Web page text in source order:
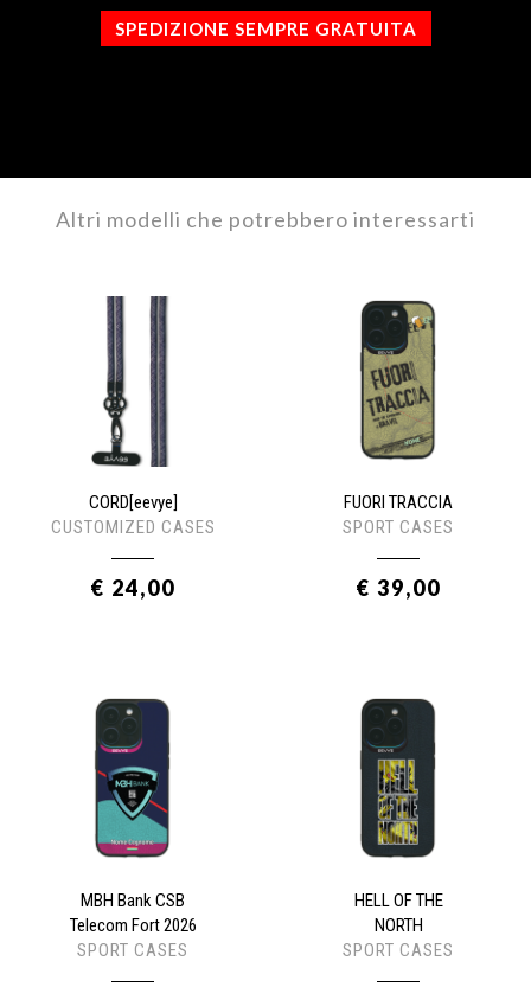
SPEDIZIONE SEMPRE GRATUITA
Altri modelli che potrebbero interessarti
CORD[eevye]
CUSTOMIZED CASES
€ 24,00
FUORI TRACCIA
SPORT CASES
€ 39,00
MBH Bank CSB
Telecom Fort 2026
SPORT CASES
HELL OF THE
NORTH
SPORT CASES